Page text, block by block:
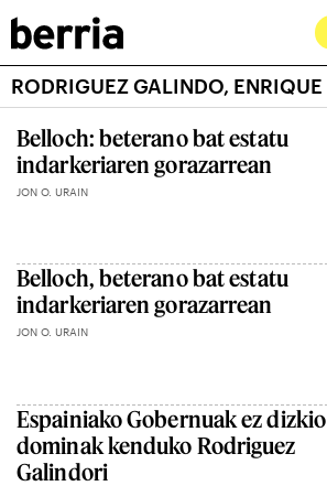
RODRIGUEZ GALINDO, ENRIQUE
Belloch: beterano bat estatu
indarkeriaren gorazarrean
JON O. URAIN
Belloch, beterano bat estatu
indarkeriaren gorazarrean
JON O. URAIN
Espainiako Gobernuak ez dizkio
dominak kenduko Rodriguez
Galindori